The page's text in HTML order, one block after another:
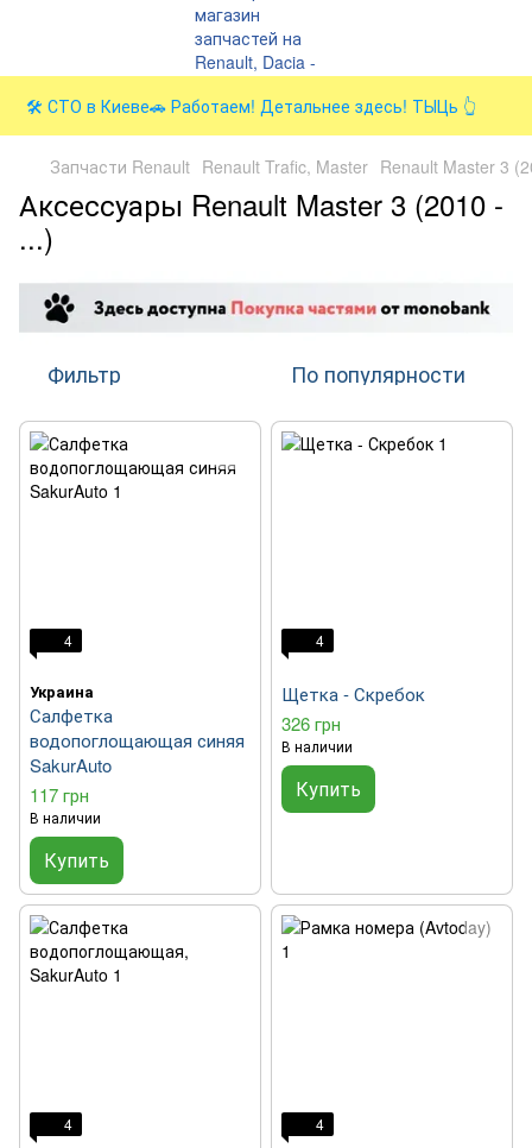
🛠️ СТО в Киеве🚗 Работаем! Детальнее здесь! ТЫЦь 👆
Запчасти Renault Renault Trafic, Master Renault Master 3
Аксессуары Renault Master 3 (2010 -
...)
Фильтр По популярности
4
Украина
Салфетка
водопоглощающая синяя
SakurAuto
117 грн
В наличии
Купить
4
Щетка - Скребок
326 грн
В наличии
Купить
4 4